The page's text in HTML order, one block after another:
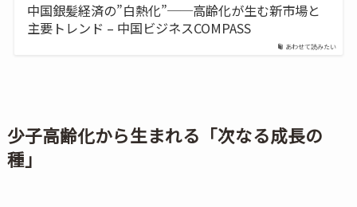
あわせて読みたい
中国銀髪経済の”白熱化”──高齢化が生む新市場と
主要トレンド – 中国ビジネスCOMPASS
少子高齢化から生まれる「次なる成長の
種」